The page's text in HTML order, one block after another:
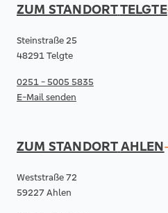
ZUM STANDORTTELGTE
Steinstraße 25
48291 Telgte
0251 - 5005 5835
E-Mail senden
ZUM STANDORTAHLEN
Weststraße 72
59227 Ahlen